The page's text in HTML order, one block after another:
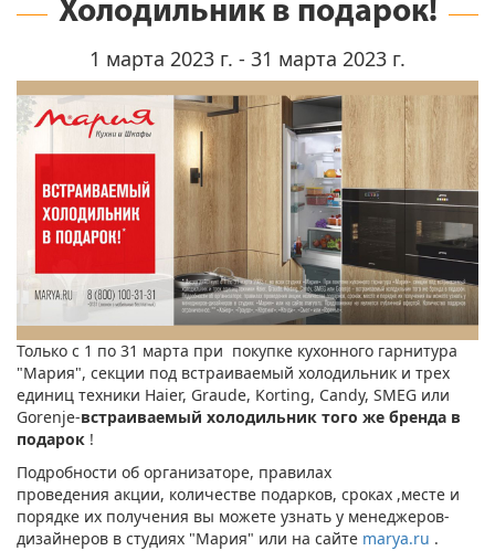
Холодильник в подарок!
1 марта 2023 г. - 31 марта 2023 г.
Только с 1 по 31 марта при покупке кухонного гарнитура
"Мария", секции под встраиваемый холодильник и трех
единиц техники Haier, Graude, Korting, Candy, SMEG или
Gorenje-встраиваемый холодильник того же бренда в
подарок !
Подробности об организаторе, правилах
проведения акции, количестве подарков, сроках ,месте и
порядке их получения вы можете узнать у менеджеров-
дизайнеров в студиях "Мария" или на сайте marya.ru .